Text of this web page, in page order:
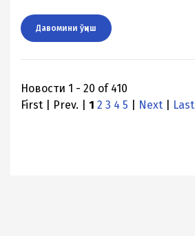
Давомини ўқиш
Новости 1 - 20 of 410
First | Prev. | 1 2 3 4 5 Next Last